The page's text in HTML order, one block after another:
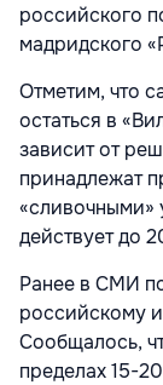
российского
мадридского
Отметим, что
остаться в
зависит от
принадлежат
«сливочными»
действует до
Ранее в СМИ
российскому
Сообщалось,
пределах 15-